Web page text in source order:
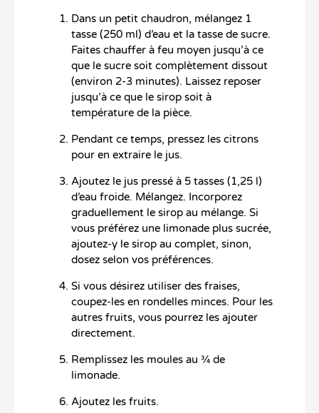
Dans un petit chaudron, mélangez 1
tasse (250 ml) d’eau et la tasse de sucre.
Faites chauffer à feu moyen jusqu’à ce
que le sucre soit complètement dissout
(environ 2-3 minutes). Laissez reposer
jusqu’à ce que le sirop soit à
température de la pièce.
Pendant ce temps, pressez les citrons
pour en extraire le jus.
Ajoutez le jus pressé à 5 tasses (1,25 l)
d’eau froide. Mélangez. Incorporez
graduellement le sirop au mélange. Si
vous préférez une limonade plus sucrée,
ajoutez-y le sirop au complet, sinon,
dosez selon vos préférences.
Si vous désirez utiliser des fraises,
coupez-les en rondelles minces. Pour les
autres fruits, vous pourrez les ajouter
directement.
Remplissez les moules au ¾ de
limonade.
Ajoutez les fruits.